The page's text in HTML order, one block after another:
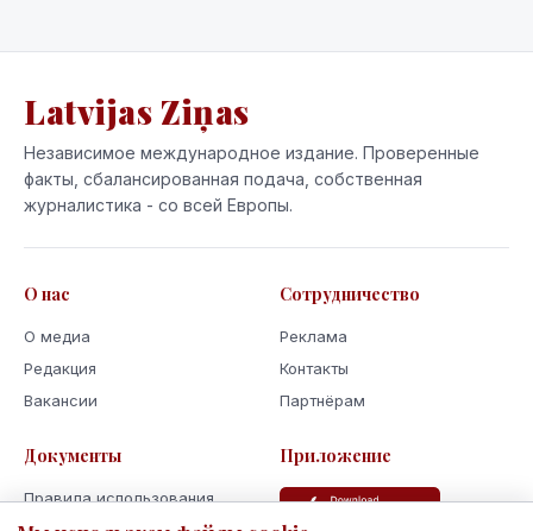
Latvijas Ziņas
Независимое международное издание. Проверенные
факты, сбалансированная подача, собственная
журналистика - со всей Европы.
О нас
О медиа
Редакция
Вакансии
Сотрудничество
Реклама
Контакты
Партнёрам
Документы
Правила использования
Приложение